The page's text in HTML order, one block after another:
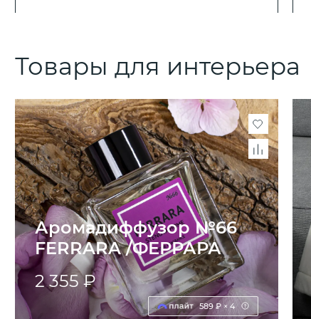
Товары для интерьера
Аромадиффузор №66
FERRARA /ФЕРРАРА
2 355 ₽
589 ₽ × 4